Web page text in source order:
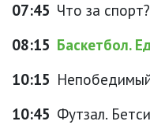
07:45 Что за
08:15 Баскетбол.
10:15
10:45 Футзал.